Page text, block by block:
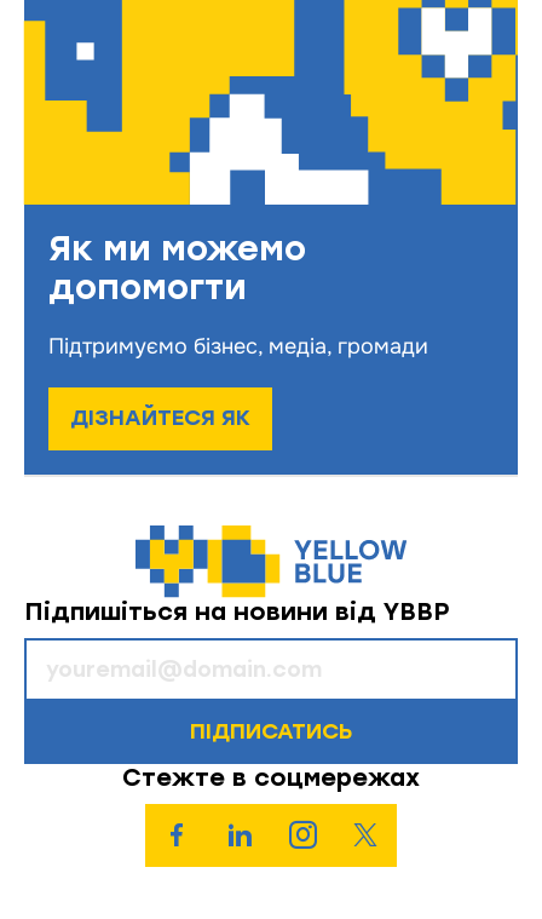
Як ми можемо
допомогти
Підтримуємо бізнес, медіа, громади
ДІЗНАЙТЕСЯ ЯК
Підпишіться на новини від YBBP
ПІДПИСАТИСЬ
Стежте в соцмережах